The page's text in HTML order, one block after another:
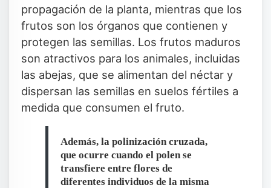
propagación de la planta, mientras que los
frutos son los órganos que contienen y
protegen las semillas. Los frutos maduros
son atractivos para los animales, incluidas
las abejas, que se alimentan del néctar y
dispersan las semillas en suelos fértiles a
medida que consumen el fruto.
Además, la polinización cruzada,
que ocurre cuando el polen se
transfiere entre flores de
diferentes individuos de la misma